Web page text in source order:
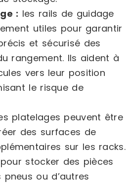
: les rails de guidage
utiles pour garantir
et sécurisé des
rangement. Ils aident à
vers leur position
le risque de
platelages peuvent être
des surfaces de
sur les racks.
stocker des pièces
ou d’autres